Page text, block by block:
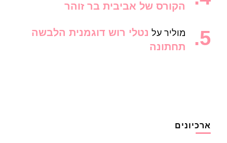
הקורס של אביבית בר זוהר
מוליר על נטלי רוש דוגמנית הלבשה
תחתונה
ארכיונים